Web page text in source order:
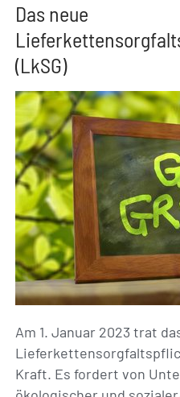
Das neue
(LkSG)
Am 1. Januar 2023 trat
Kraft. Es fordert von